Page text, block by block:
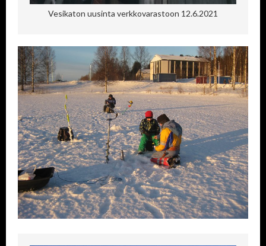
Vesikaton uusinta verkkovarastoon 12.6.2021